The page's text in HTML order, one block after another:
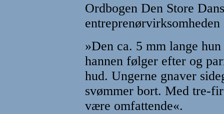
Ordbogen Den Store
»Den ca. 5 mm lange
hannen følger efter og
hud. Ungerne gnaver
svømmer bort. Med tre-
være omfattende«.